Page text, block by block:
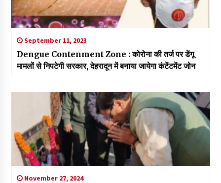
September 11, 2023
Dengue Contenment Zone : कोरोना की तर्ज पर डेंगू
मामलों से निपटेगी सरकार, देहरादून में बनाया जायेगा कंटेंटमेंट जोन
November 27, 2024